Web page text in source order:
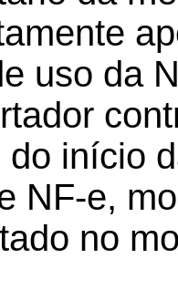
uso da
início
NF-e,
no